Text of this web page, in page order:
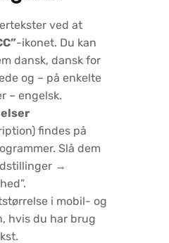
ved at
-ikonet. Du kan
dansk, dansk for
og – på enkelte
– engelsk.
findes på
Slå dem
→
i mobil- og
hvis du har brug